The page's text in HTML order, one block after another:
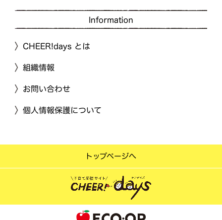
Information
CHEER!days とは
組織情報
お問い合わせ
個人情報保護について
トップページへ